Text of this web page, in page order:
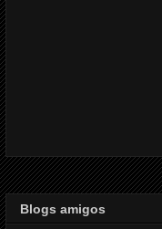
Blogs amigos